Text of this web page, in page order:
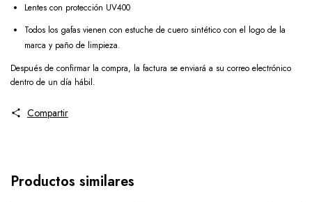
Lentes con protección UV400
Todos los gafas vienen con estuche de cuero sintético con el logo de la
marca y paño de limpieza.
Después de confirmar la compra, la factura se enviará a su correo electrónico
dentro de un día hábil.
Compartir
Productos similares